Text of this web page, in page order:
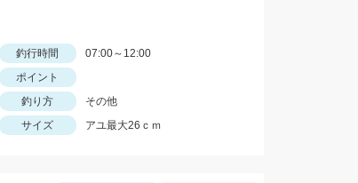
釣行時間
07:00～12:00
ポイント
釣り方
その他
サイズ アユ最大26ｃｍ